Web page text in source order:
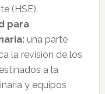
(HSE).
para
una parte
la revisión de los
a la
y equipos